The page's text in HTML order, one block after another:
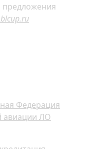
Федерация
авиации ЛО